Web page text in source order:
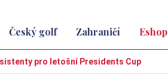
Český golf Zahraničí Eshop
pro letošní Presidents Cup